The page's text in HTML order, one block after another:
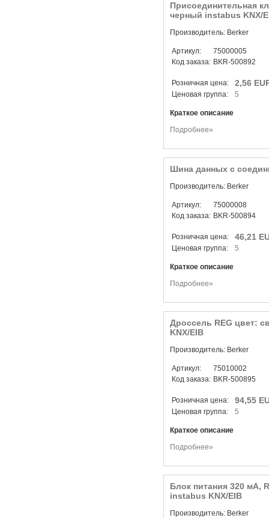
Присоединительная
черный instabus KNX/
Производитель: Berker
Артикул:
75000005
Код заказа: BKR-500892
Розничная цена: 2,56
Ценовая группа: 5
Краткое описание
Подробнее»
Шина данных с
Производитель: Berker
Артикул:
75000008
Код заказа: BKR-500894
Розничная цена: 46,21
Ценовая группа: 5
Краткое описание
Подробнее»
Дроссель REG цвет:
KNX/EIB
Производитель: Berker
Артикул:
75010002
Код заказа: BKR-500895
Розничная цена: 94,55
Ценовая группа: 5
Краткое описание
Подробнее»
Блок питания 320 мА,
instabus KNX/EIB
Производитель: Berker